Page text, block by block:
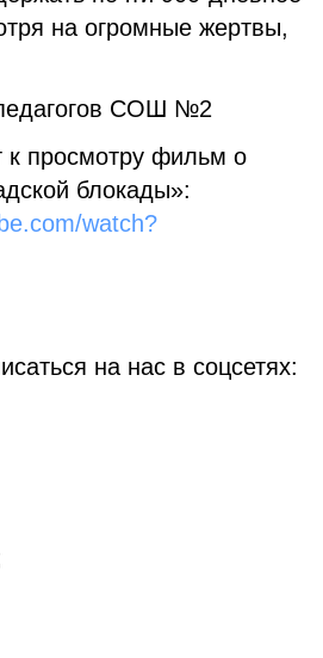
на огромные жертвы,
СОШ №2
к просмотру фильм о
блокады»:
watch?
на нас в соцсетях: